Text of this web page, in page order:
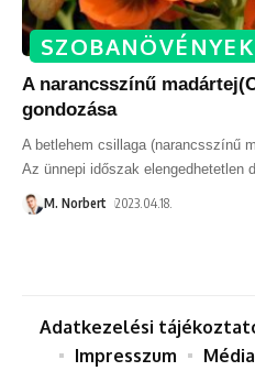
SZOBANÖVÉNYEK
A narancsszínű
gondozása
A betlehem csillaga (narancsszínű
Az ünnepi időszak elengedhetetlen
M. Norbert 2023.04.18.
Adatkezelési
Impresszum